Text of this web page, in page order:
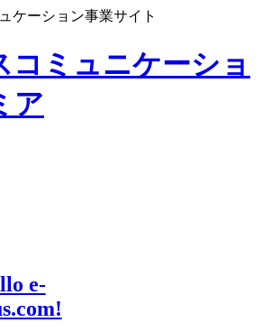
ケーション事業サイト
コミュニケーショ
ア
e-